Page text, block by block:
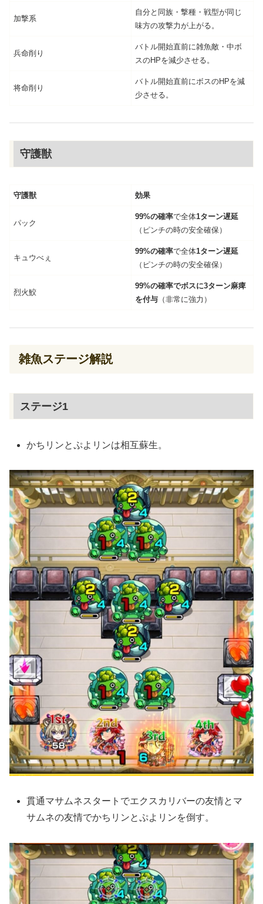
加撃系
自分と同族・撃種・戦型が同じ
味方の攻撃力が上がる。
兵命削り
バトル開始直前に雑魚敵・中ボ
スのHPを減少させる。
将命削り
バトル開始直前にボスのHPを減
少させる。
守護獣
守護獣 効果
パック
99%の確率で全体1ターン遅延
（ピンチの時の安全確保）
キュウべぇ
99%の確率で全体1ターン遅延
（ピンチの時の安全確保）
烈火鮫
99%の確率でボスに3ターン麻痺
を付与 （非常に強力）
雑魚ステージ解説
ステージ1
かちリンとぷよリンは相互蘇生。
貫通マサムネスタートでエクスカリバーの友情とマ
サムネの友情でかちリンとぷよリンを倒す。